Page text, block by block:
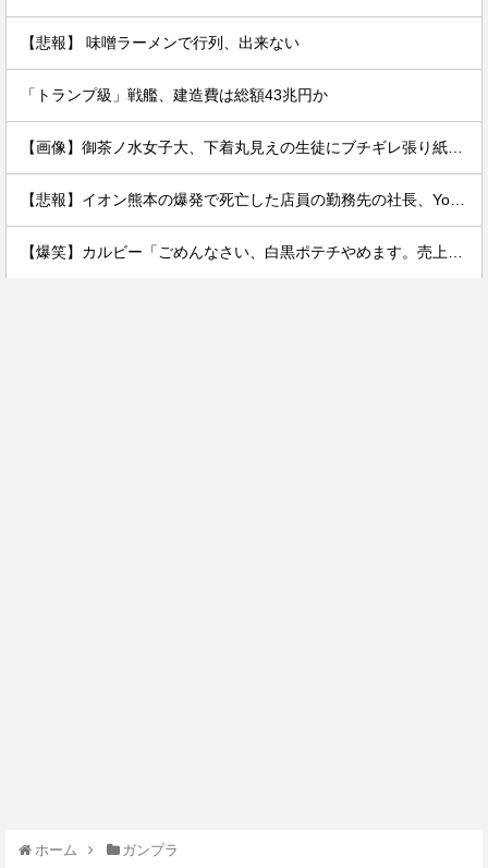
【悲報】 味噌ラーメンで行列、出来ない
「トランプ級」戦艦、建造費は総額43兆円か
ホーム ガンプラ